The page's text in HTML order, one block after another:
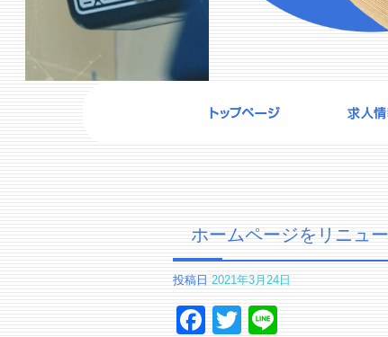
ホームページをリニュ
投稿日 2021年3月24日
Facebook
Twitter